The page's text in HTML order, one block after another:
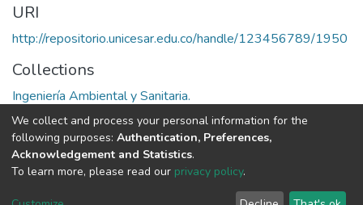
URI
http://repositorio.unicesar.edu.co/handle/123456789/1950
Collections
Ingeniería Ambiental y Sanitaria.
Full item page
DSpace software copyright © 2002-2026
Cookie End User Send
We collect and process your personal information for the
following purposes: Authentication, Preferences,
Acknowledgement and Statistics.
To learn more, please read our privacy policy.